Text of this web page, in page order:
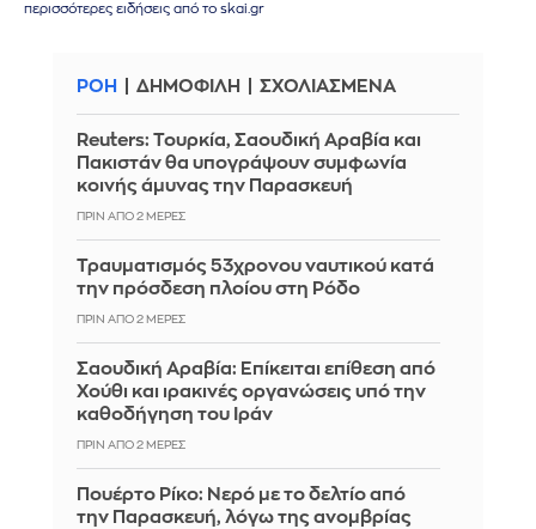
περισσότερες ειδήσεις από το skai.gr
ΡΟΗ ΔΗΜΟΦΙΛΗ ΣΧΟΛΙΑΣΜΕΝΑ
Reuters: Τουρκία, Σαουδική Αραβία και
Πακιστάν θα υπογράψουν συμφωνία
κοινής άμυνας την Παρασκευή
ΠΡΙΝ ΑΠΌ 2 ΜΈΡΕΣ
Τραυματισμός 53χρονου ναυτικού κατά
την πρόσδεση πλοίου στη Ρόδο
ΠΡΙΝ ΑΠΌ 2 ΜΈΡΕΣ
Σαουδική Αραβία: Επίκειται επίθεση από
Χούθι και ιρακινές οργανώσεις υπό την
καθοδήγηση του Ιράν
ΠΡΙΝ ΑΠΌ 2 ΜΈΡΕΣ
Πουέρτο Ρίκο: Νερό με το δελτίο από
την Παρασκευή, λόγω της ανομβρίας